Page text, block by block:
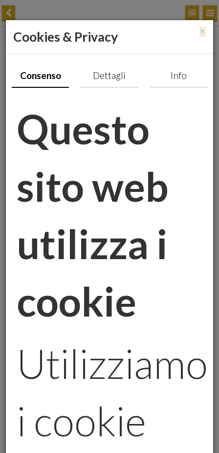
Careisgold: Persone,
Passione e Futuro
Careisgold, ogni collaboratore fa la
differenza, contribuendo a proteggere i
di un team che mette al centro le persone, la
passione e il futuro.
Careisgold , crediamo che la formazione
sia la chiave per offrire un servizio di
eccellenza. Grazie alla Care Academy, i
aggiornati e preparati per fornire soluzioni
personalizzate e su misura per ogni cliente.
Non si tratta solo di vendere oro fisico, ma di
×
Cookies & Privacy
Consenso Dettagli Info
Questo
sito web
utilizza i
cookie
Utilizziamo
i cookie